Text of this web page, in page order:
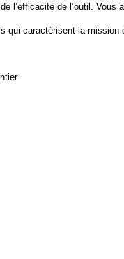
l’efficacité de l’outil.
qui caractérisent la mission